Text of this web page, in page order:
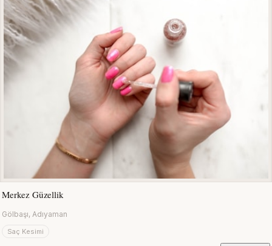
Merkez Güzellik
Gölbaşı, Adıyaman
Saç Kesimi